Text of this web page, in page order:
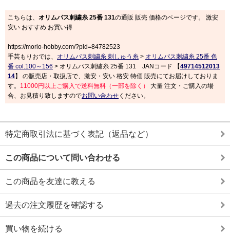
こちらは、 オリムパス刺繍糸 25番 131の通販 販売 価格のページです。 激安
安い おすすめ お買い得
https://morio-hobby.com/?pid=84782523
手芸もりおでは、 オリムパス刺繍糸 刺しゅう糸 > オリムパス刺繍糸 25番 色
番 col.100～156 > オリムパス刺繍糸 25番 131 JANコード 【49714512013
14】 の販売店・取扱店で、激安・安い 格安 特価 販売にてお届けしておりま
す。 11000円以上ご購入で送料無料（一部を除く）
大量 注文・ご購入の場
合、お見積り致しますのでお問い合わせ ください。
特定商取引法に基づく表記（返品など）
この商品について問い合わせる
この商品を友達に教える
過去の注文履歴を確認する
買い物を続ける